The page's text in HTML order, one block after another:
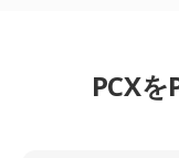
PCX